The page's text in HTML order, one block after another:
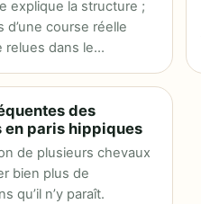
explique la structure ;
d’une course réelle
relues dans le
des
en paris hippiques
de plusieurs chevaux
bien plus de
qu’il n’y paraît.